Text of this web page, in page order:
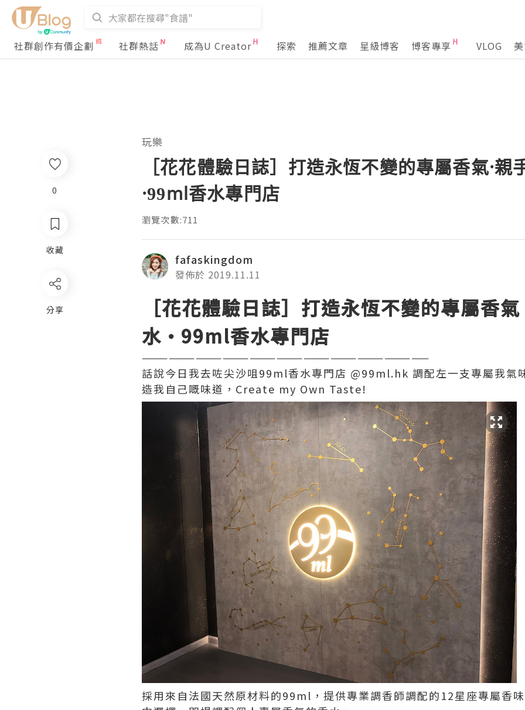
社群創作有價企劃
社群熱話 成為U Creator 探索 推薦文章 星級博客 博客專享 VLOG
0
收藏
分享
玩樂
［花花體驗日誌］打造永恆不變的專屬香氣·親
·99ml香水專門店
瀏覽次數:711
fafaskingdom
發佈於 2019.11.11
［花花體驗日誌］打造永恆不變的專屬香
水·99ml香水專門店
————————————————————————————————
話說今日我去咗尖沙咀99ml香水專門店 @99ml.hk 調配左一支專屬我氣
造我自己嘅味道， Create my Own Taste!
採用來自法國天然原材料的99ml ，提供專業調香師調配的12星座專屬香